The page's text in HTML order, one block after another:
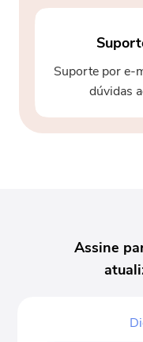
Suporte por e-
dúvidas
Assine